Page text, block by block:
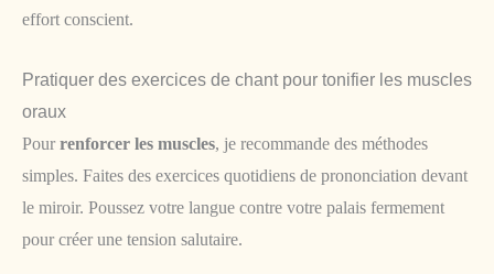
effort conscient.
Pratiquer des exercices de chant pour tonifier les muscles
oraux
Pour renforcer les muscles, je recommande des méthodes
simples. Faites des exercices quotidiens de prononciation devant
le miroir. Poussez votre langue contre votre palais fermement
pour créer une tension salutaire.